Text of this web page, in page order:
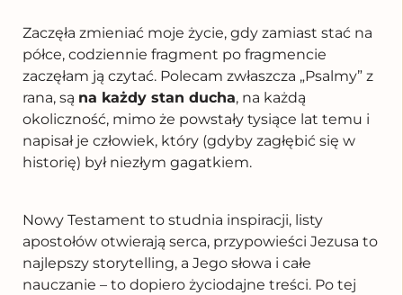
Zaczęła zmieniać moje życie, gdy zamiast stać na
półce, codziennie fragment po fragmencie
zaczęłam ją czytać. Polecam zwłaszcza „Psalmy” z
rana, są na każdy stan ducha, na każdą
okoliczność, mimo że powstały tysiące lat temu i
napisał je człowiek, który (gdyby zagłębić się w
historię) był niezłym gagatkiem.
Nowy Testament to studnia inspiracji, listy
apostołów otwierają serca, przypowieści Jezusa to
najlepszy storytelling, a Jego słowa i całe
nauczanie – to dopiero życiodajne treści. Po tej